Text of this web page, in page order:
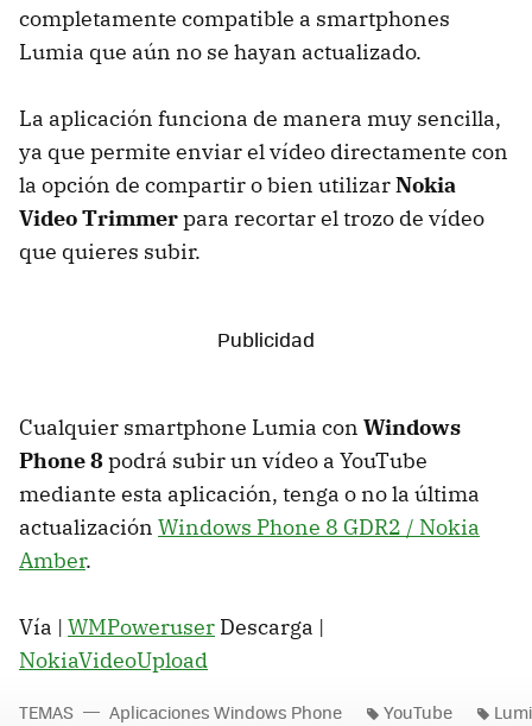
completamente compatible a smartphones
Lumia que aún no se hayan actualizado.
La aplicación funciona de manera muy sencilla,
ya que permite enviar el vídeo directamente con
la opción de compartir o bien utilizarNokia
Video Trimmerpara recortar el trozo de vídeo
que quieres subir.
Cualquier smartphone Lumia con Windows
Phone 8podrá subir un vídeo a YouTube
mediante esta aplicación, tenga o no la última
actualización Windows Phone 8 GDR2 / Nokia
Amber.
Vía | WMPoweruser Descarga |
NokiaVideoUpload
TEMAS Aplicaciones Windows Phone YouTube